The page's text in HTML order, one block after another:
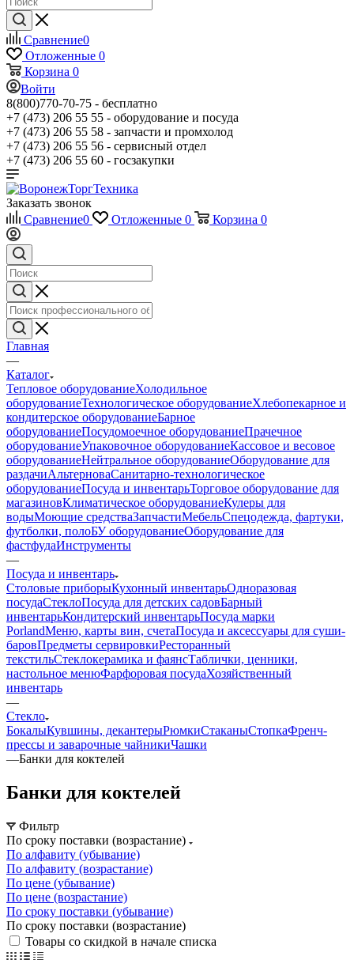
Сравнение0
Отложенные 0
Корзина 0
Войти
8(800)770-70-75 - бесплатно
+7 (473) 206 55 55 - оборудование и посуда
+7 (473) 206 55 58 - запчасти и промхолод
+7 (473) 206 55 56 - сервисный отдел
+7 (473) 206 55 60 - госзакупки
Заказать звонок
Сравнение0 Отложенные 0 Корзина 0
Главная
—
Каталог
Тепловое оборудованиеХолодильное
оборудованиеТехнологическое оборудованиеХлебопекарное и
кондитерское оборудованиеБарное
оборудованиеПосудомоечное оборудованиеПрачечное
оборудованиеУпаковочное оборудованиеКассовое и весовое
оборудованиеНейтральное оборудованиеОборудование для
раздачиАльтерноваСанитарно-технологическое
оборудованиеПосуда и инвентарьТорговое оборудование для
магазиновКлиматическое оборудованиеКулеры для
водыМоющие средстваЗапчастиМебельСпецодежда, фартуки,
футболки, полоБУ оборудованиеОборудование для
фастфудаИнструменты
—
Посуда и инвентарь
Столовые приборыКухонный инвентарьОдноразовая
посудаСтеклоПосуда для детских садовБарный
инвентарьКондитерский инвентарьПосуда марки
PorlandМеню, карты вин, счетаПосуда и аксессуары для суши-
баровПредметы сервировкиРесторанный
текстильСтеклокерамика и фаянсТаблички, ценники,
настольное менюФарфоровая посудаХозяйственный
инвентарь
—
Стекло
БокалыКувшины, декантерыРюмкиСтаканыСтопкаФренч-
прессы и заварочные чайникиЧашки
—Банки для коктелей
Банки для коктелей
Фильтр
По сроку поставки (возрастание)
По алфавиту (убывание)
По алфавиту (возрастание)
По цене (убывание)
По цене (возрастание)
По сроку поставки (убывание)
По сроку поставки (возрастание)
Товары со скидкой в начале списка